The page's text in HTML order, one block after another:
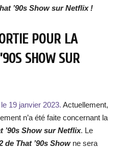
’90s Show sur Netflix !
POUR LA
SHOW SUR
19 janvier 2023. Actuellement,
n’a été faite concernant la
’90s Show sur Netflix. Le
de That ’90s Showne sera